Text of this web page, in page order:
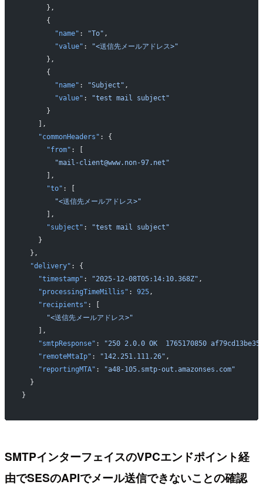
      },
      {
        "name"
: "To" ,
        "value"
:
"<送信先メールアドレス>"
      },
      {
        "name"
: "Subject" ,
        "value"
:
"test mail subject"
      }
    ],
    "commonHeaders"
: {
      "from"
: [
        "mail-client@www.non-97.net"
      ],
      "to"
: [
        "<送信先メールアドレス>"
      ],
      "subject"
:
"test mail subject"
    }
  },
  "delivery"
: {
    "timestamp"
: "2025-12-08T05:14:10.368Z" ,
    "processingTimeMillis"
: 925,
    "recipients"
: [
      "<送信先メールアドレス>"
    ],
    "smtpResponse"
:
"250 2.0.0 OK  1765170850
    "remoteMtaIp"
: "142.251.111.26" ,
    "reportingMTA"
:
"a48-105.smtp-out.amazonses.com"
  }
}
SMTPインターフェイスのVPCエンドポイント経
由でSESのAPIでメール送信できないことの確認